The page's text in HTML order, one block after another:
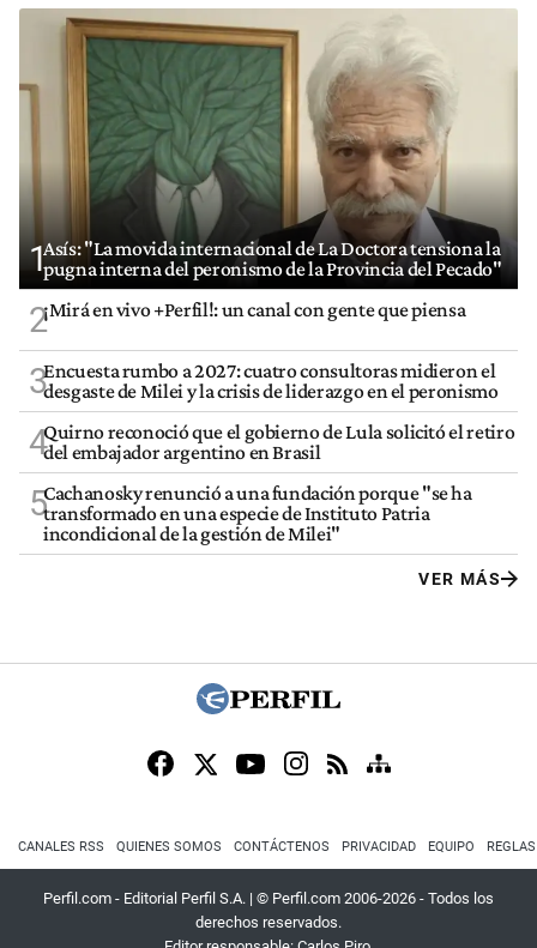
1Asís: "La movida internacional de La Doctora tensiona la
pugna interna del peronismo de la Provincia del Pecado"
2¡Mirá en vivo +Perfil!: un canal con gente que piensa
3Encuesta rumbo a 2027: cuatro consultoras midieron el
desgaste de Milei y la crisis de liderazgo en el peronismo
4Quirno reconoció que el gobierno de Lula solicitó el retiro
del embajador argentino en Brasil
5Cachanosky renunció a una fundación porque "se ha
transformado en una especie de Instituto Patria
incondicional de la gestión de Milei"
VER MÁS
CANALES RSS QUIENES SOMOS CONTÁCTENOS PRIVACIDAD EQUIPO
Perfil.com - Editorial Perfil S.A. | © Perfil.com 2006-2026 - Todos los
derechos reservados.